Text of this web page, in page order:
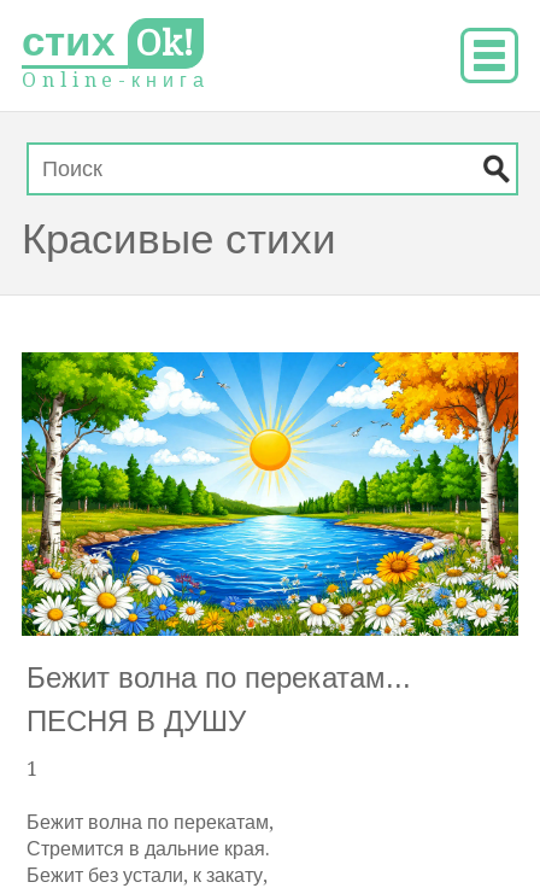
стих Ok!
O n l i n e - к н и г а
Красивые стихи
Бежит волна по перекатам...
ПЕСНЯ В ДУШУ
1
Бежит волна по перекатам,
Стремится в дальние края.
Бежит без устали, к закату,